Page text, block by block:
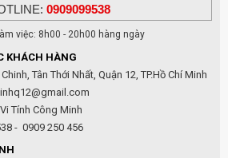
0909099538
việc: 8h00 - 20h00 hàng ngày
KHÁCH HÀNG
Tân Thới Nhất, Quận 12, TP.Hồ Chí Minh
Tính Công Minh
- 0909 250 456